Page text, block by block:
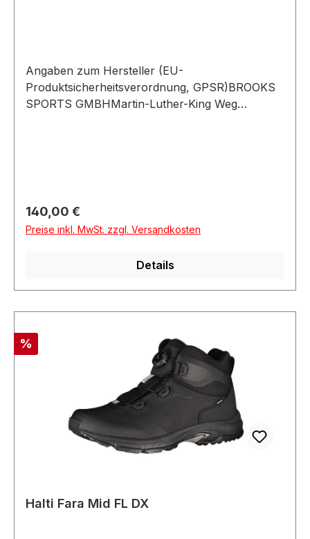
Angaben zum Hersteller (EU-
Produktsicherheitsverordnung, GPSR)BROOKS
SPORTS GMBHMartin-Luther-King Weg
Regulärer Preis:
140,00 €
Preise inkl. MwSt. zzgl. Versandkosten
Details
Rabatt
%
Halti Fara Mid FL DX